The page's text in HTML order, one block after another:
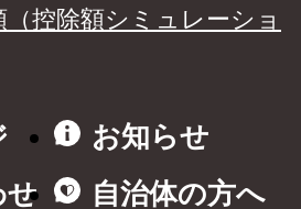
控除額シミュレーショ
お知らせ
せ
自治体の方へ